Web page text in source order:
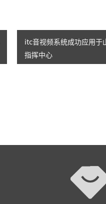
itc音视频系统成功应用于
指挥中心